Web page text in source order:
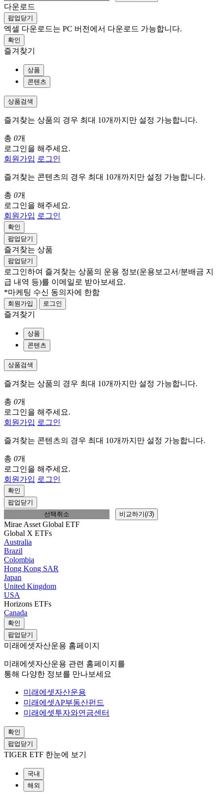
다운로드
팝업닫기
엑셀 다운로드는 PC 버전에서 다운로드 가능합니다.
확인
즐겨찾기
상품
콘텐츠
상품검색
즐겨찾는 상품의 경우 최대 10개까지만 설정 가능합니다.
총 0개
로그인을 해주세요.
회원가입 로그인
즐겨찾는 콘텐츠의 경우 최대 10개까지만 설정 가능합니다.
총 0개
로그인을 해주세요.
회원가입 로그인
확인
팝업닫기
즐겨찾는 상품
팝업닫기
로그인하여 즐겨찾는 상품의 운용 정보(운용보고서/분배금 지
급 내역 등)를 이메일로 받아보세요.
*마케팅 수신 동의자에 한함
회원가입 로그인
즐겨찾기
상품
콘텐츠
상품검색
즐겨찾는 상품의 경우 최대 10개까지만 설정 가능합니다.
총 0개
로그인을 해주세요.
회원가입 로그인
즐겨찾는 콘텐츠의 경우 최대 10개까지만 설정 가능합니다.
총 0개
로그인을 해주세요.
회원가입 로그인
확인
팝업닫기
선택취소
비교하기(/3)
Mirae Asset Global ETF
Global X ETFs
Australia
Brazil
Colombia
Hong Kong SAR
Japan
United Kingdom
USA
Horizons ETFs
Canada
확인
팝업닫기
미래에셋자산운용 홈페이지
미래에셋자산운용 관련 홈페이지를
통해 다양한 정보를 만나보세요
미래에셋자산운용
미래에셋AP부동산펀드
미래에셋투자와연금센터
확인
팝업닫기
TIGER ETF 한눈에 보기
국내
해외